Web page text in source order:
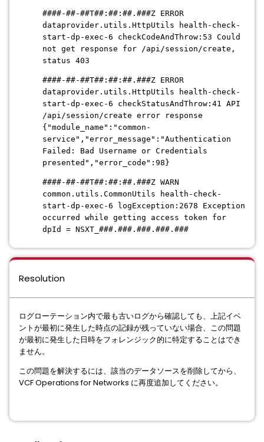
####-##-##T##:##:##.###Z ERROR
dataprovider.utils.HttpUtils health-check-
start-dp-exec-6 checkCodeAndThrow:53 Could
not get response for /api/session/create,
status 403
####-##-##T##:##:##.###Z ERROR
dataprovider.utils.HttpUtils health-check-
start-dp-exec-6 checkStatusAndThrow:41 API
/api/session/create error response
{"module_name":"common-
service","error_message":"Authentication
Failed: Bad Username or Credentials
presented","error_code":98}
####-##-##T##:##:##.###Z WARN
common.utils.CommonUtils health-check-
start-dp-exec-6 logException:2678 Exception
occurred while getting access token for
dpId = NSXT_###.###.###.###.###
Resolution
ログローテーション内で最も古いログから確認しても、上記イベ
ントが最初に発生した時点の記録が残っていない場合、この問題
が最初に発生した日時をフォレンジック的に特定することはでき
ません。
この問題を解決するには、該当のデータソースを削除してから、
VCF Operations for Networks に再度追加してください。